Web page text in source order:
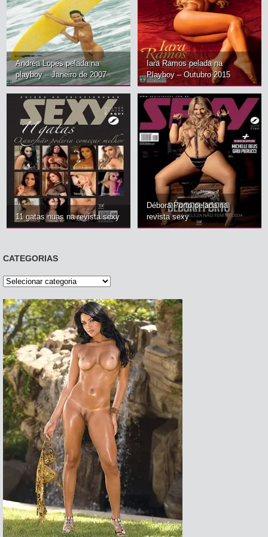
Andréa Lopes pelada na
playboy – Janeiro de 2007
Iara Ramos pelada na
Playboy – Outubro 2015
11 gatas nuas na revista sexy
Débora Porto pelada na
revista sexy
CATEGORIAS
Categorias